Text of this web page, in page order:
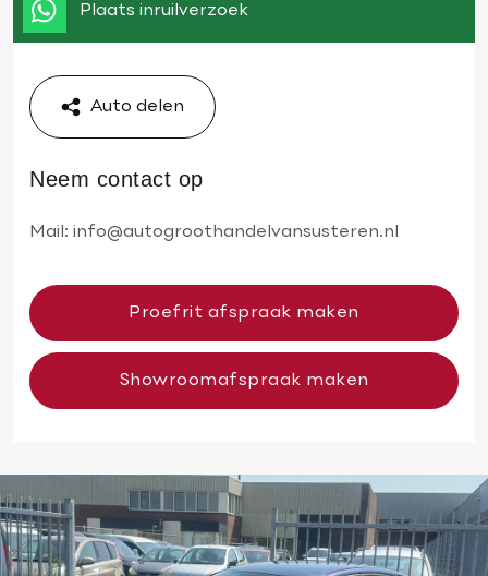
Plaats inruilverzoek
Auto delen
Neem contact op
Mail: info@autogroothandelvansusteren.nl
Proefrit afspraak maken
Showroomafspraak maken